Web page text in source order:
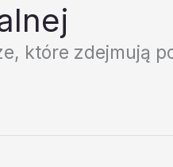
które zdejmują